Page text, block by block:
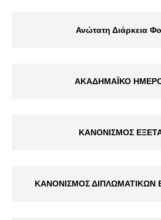
Ανώτατη Διάρκεια
ΑΚΑΔΗΜΑΪΚΟ
ΚΑΝΟΝΙΣΜΟΣ
ΚΑΝΟΝΙΣΜΟΣ ΔΙΠΛΩΜΑΤΙΚΩΝ